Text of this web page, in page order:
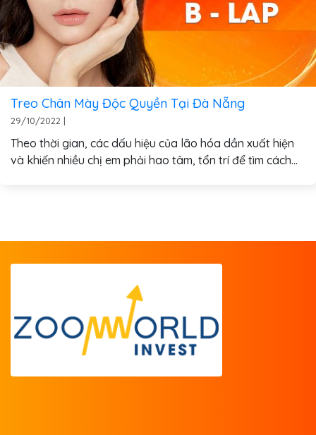
Treo Chân Mày Độc Quyền Tại Đà Nẵng
29/10/2022 |
Theo thời gian, các dấu hiệu của lão hóa dần xuất hiện
và khiến nhiều chị em phải hao tâm, tổn trí để tìm cách...